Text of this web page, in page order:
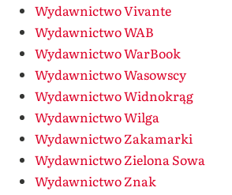
Wydawnictwo Vivante
Wydawnictwo WAB
Wydawnictwo WarBook
Wydawnictwo Wasowscy
Wydawnictwo Widnokrąg
Wydawnictwo Wilga
Wydawnictwo Zakamarki
Wydawnictwo Zielona Sowa
Wydawnictwo Znak